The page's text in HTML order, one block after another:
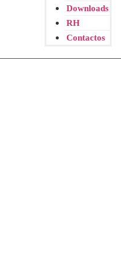
Downloads
RH
Contactos